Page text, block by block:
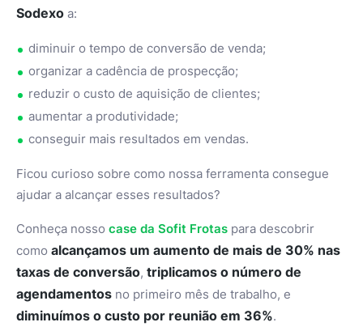
Sodexo a:
diminuir o tempo de conversão de venda;
organizar a cadência de prospecção;
reduzir o custo de aquisição de clientes;
aumentar a produtividade;
conseguir mais resultados em vendas.
Ficou curioso sobre como nossa ferramenta consegue
ajudar a alcançar esses resultados?
Conheça nosso case da Sofit Frotas para descobrir
como alcançamos um aumento de mais de 30% nas
taxas de conversão, triplicamos o número de
agendamentos no primeiro mês de trabalho, e
diminuímos o custo por reunião em 36%.